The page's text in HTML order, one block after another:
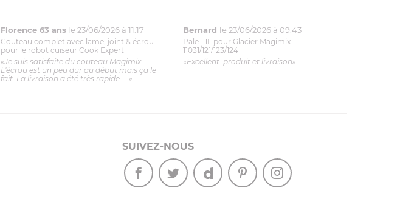
Florence 63 ans le 23/06/2026 à 11:17
Couteau complet avec lame, joint & écrou
pour le robot cuiseur Cook Expert
«Je suis satisfaite du couteau Magimix.
L'écrou est un peu dur au début mais ça le
fait. La livraison a été très rapide. ...»
Bernard le 23/06/2026 à 09:43
Pale 1.1L pour Glacier Magimix
11031/121/123/124
«Excellent: produit et livraison»
SUIVEZ-NOUS